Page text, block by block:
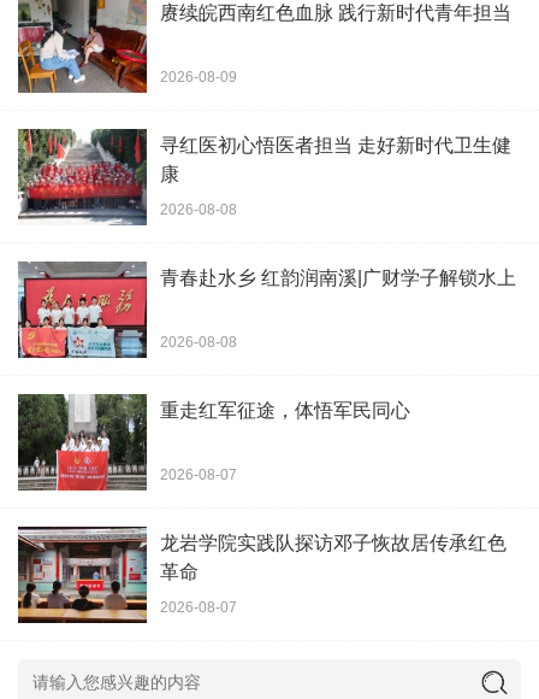
赓续皖西南红色血脉 践行新时代青年担当
2026-08-09
寻红医初心悟医者担当 走好新时代卫生健
康
2026-08-08
青春赴水乡 红韵润南溪|广财学子解锁水上
2026-08-08
重走红军征途，体悟军民同心
2026-08-07
龙岩学院实践队探访邓子恢故居传承红色
革命
2026-08-07